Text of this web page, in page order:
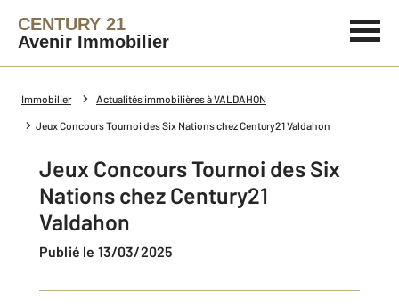
CENTURY 21
Avenir Immobilier
Immobilier Actualités immobilières à VALDAHON
Jeux Concours Tournoi des Six Nations chez Century21 Valdahon
Jeux Concours Tournoi des Six
Nations chez Century21
Valdahon
Publié le 13/03/2025